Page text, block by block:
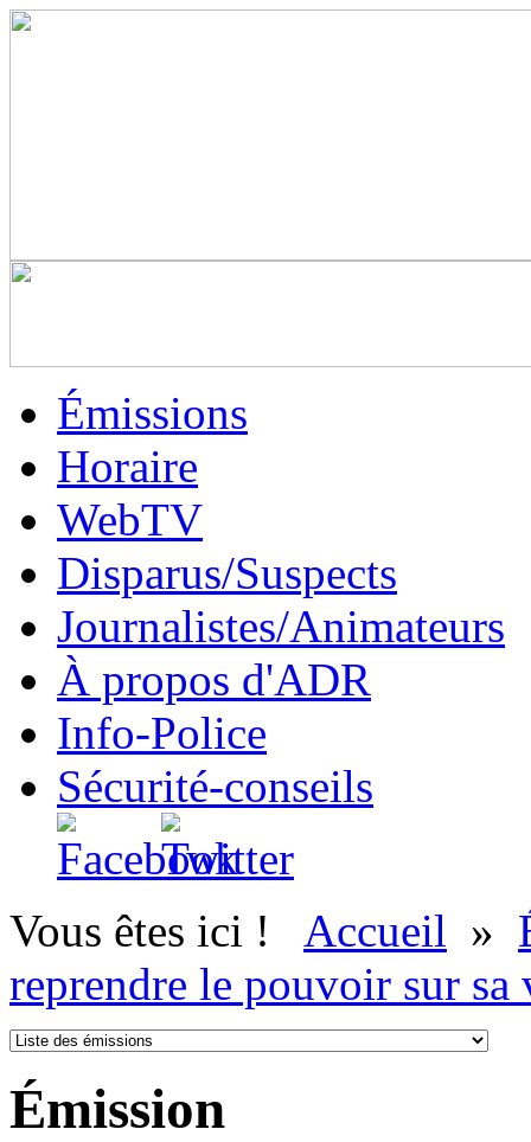
Émissions
Horaire
WebTV
Disparus/Suspects
Journalistes/Animateurs
À propos d'ADR
Info-Police
Sécurité-conseils
Vous êtes ici ! Accueil »
reprendre le pouvoir sur sa
Émission